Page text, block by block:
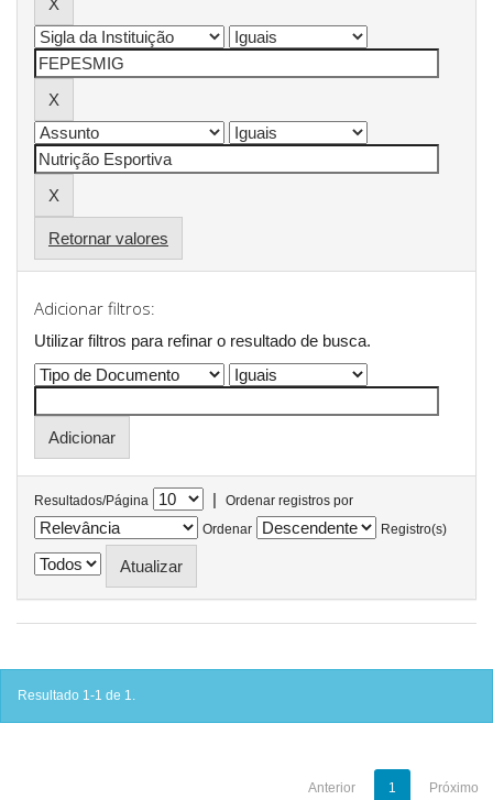
Retornar valores
Adicionar filtros:
Utilizar filtros para refinar o resultado de busca.
Resultados/Página |
Ordenar registros por
Ordenar
Registro(s)
Resultado 1-1 de 1.
Anterior 1 Próximo